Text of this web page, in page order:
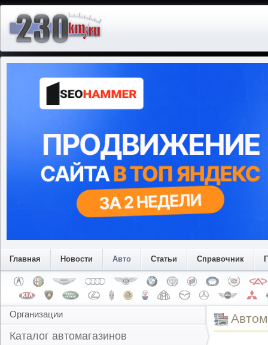
Главная Новости Авто Статьи Справочник
Организации
Каталог автомагазинов